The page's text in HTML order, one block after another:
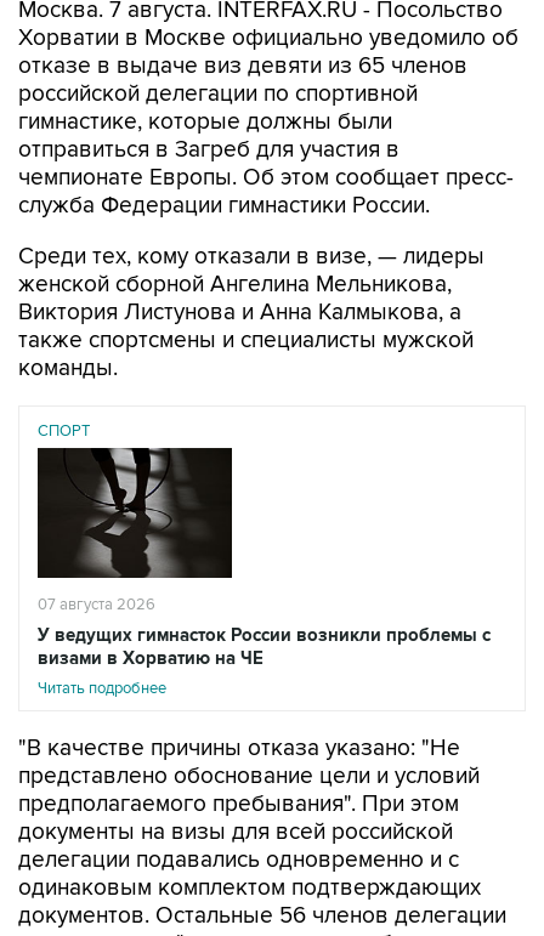
отказе в выдаче виз девяти из 65 членов
российской делегации по спортивной
гимнастике, которые должны были
отправиться в Загреб для участия в
чемпионате Европы. Об этом сообщает пресс-
служба Федерации гимнастики России.
Среди тех, кому отказали в визе, — лидеры
Виктория Листунова и Анна Калмыкова, а
также спортсмены и специалисты мужской
команды.
СПОРТ
07 августа 2026
У ведущих гимнасток России возникли проблемы с
визами в Хорватию на ЧЕ
Читать подробнее
"В качестве причины отказа указано: "Не
предполагаемого пребывания". При этом
документы на визы для всей российской
делегации подавались одновременно и с
одинаковым комплектом подтверждающих
документов. Остальные 56 членов делегации
визы получили", - говорится в сообщении
федерации.